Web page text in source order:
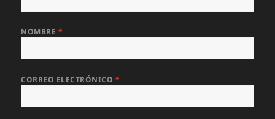
NOMBRE *
CORREO ELECTRÓNICO *